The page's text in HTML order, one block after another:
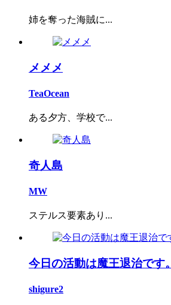
姉を奪った海賊に...
メメメ
TeaOcean
ある夕方、学校で...
奇人島
MW
ステルス要素あり...
今日の活動は魔王退治です。
shigure2